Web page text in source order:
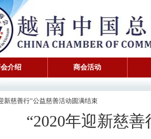
介绍 商会活动
新慈善行”公益慈善活动圆满结束
“2020年迎新慈